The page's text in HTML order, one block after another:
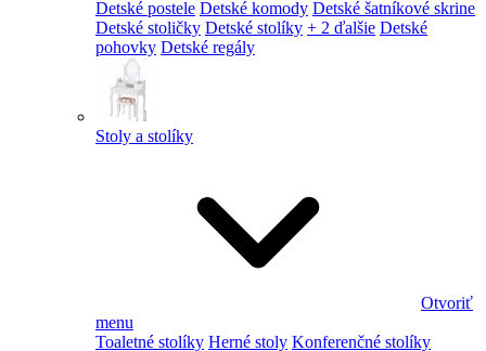
Detské postele Detské komody Detské šatníkové skrine
Detské stoličky Detské stolíky + 2 ďalšie Detské
pohovky Detské regály
Stoly a stolíky
Otvoriť
menu
Toaletné stolíky Herné stoly Konferenčné stolíky